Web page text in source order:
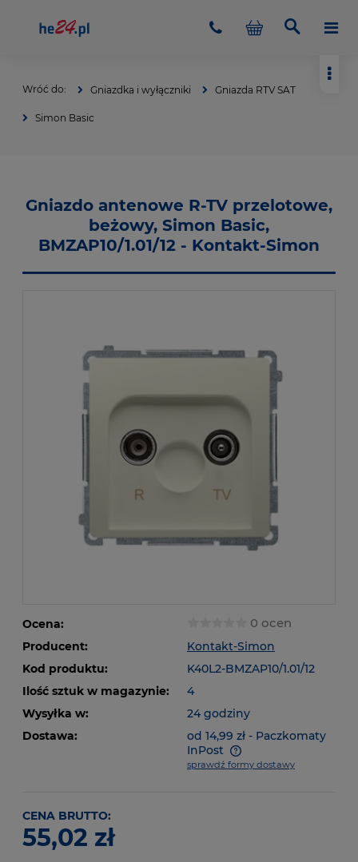
Gniazdka i wyłączniki Gniazda RTV SAT
Simon Basic
Gniazdo antenowe R-TV przelotowe,
beżowy, Simon Basic,
BMZAP10/1.01/12 - Kontakt-Simon
Ocena: 0 ocen
Producent:
Kontakt-Simon
Kod produktu:
K40L2-BMZAP10/1.01/12
Ilość sztuk w magazynie:
4
Wysyłka w:
24 godziny
Dostawa:
od 14,99 zł - Paczkomaty
InPost
sprawdź formy dostawy
CENA BRUTTO:
55,02 zł